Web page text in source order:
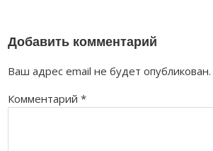
Добавить комментарий
Ваш адрес email не будет опубликован.
Комментарий *